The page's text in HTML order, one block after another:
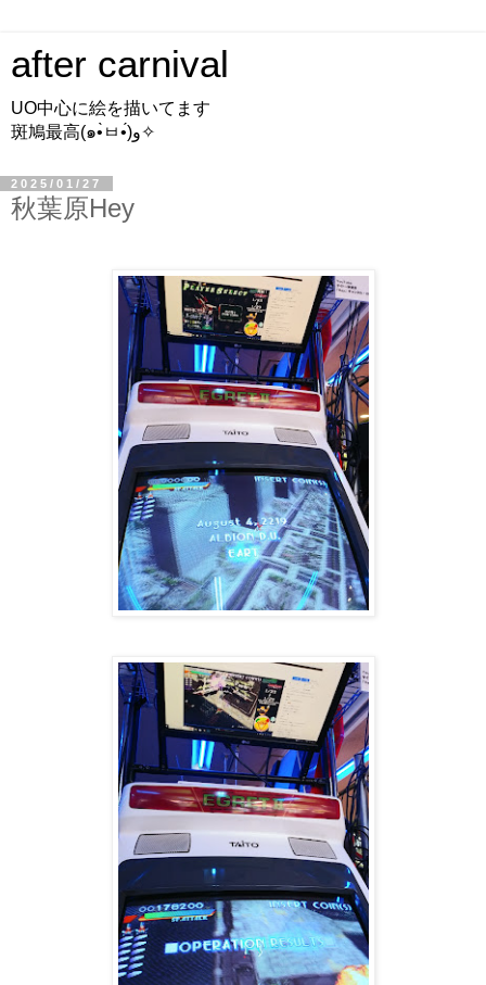
after carnival
UO中心に絵を描いてます
斑鳩最高(๑•̀ㅂ•́)و✧
2025/01/27
秋葉原Hey